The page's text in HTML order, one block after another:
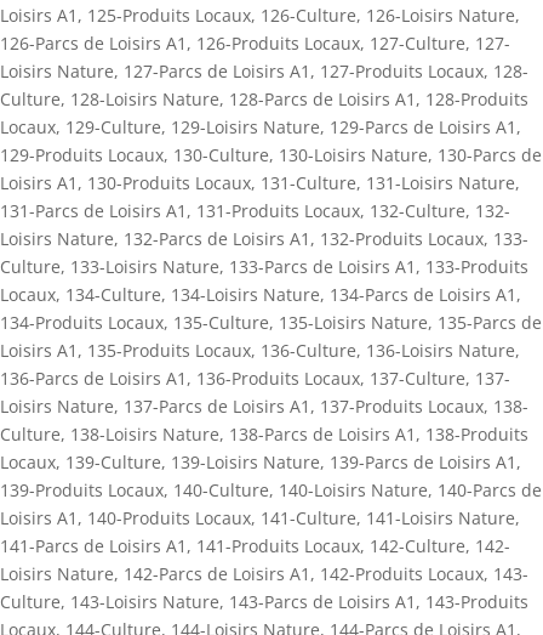
Loisirs A1 , 125-Produits Locaux, 126-Culture, 126-Loisirs Nature,
126-Parcs de Loisirs A1 , 126-Produits Locaux, 127-Culture, 127-
Loisirs Nature, 127-Parcs de Loisirs A1 , 127-Produits Locaux, 128-
Culture, 128-Loisirs Nature, 128-Parcs de Loisirs A1 , 128-Produits
Locaux, 129-Culture, 129-Loisirs Nature, 129-Parcs de Loisirs A1 ,
129-Produits Locaux, 130-Culture, 130-Loisirs Nature, 130-Parcs de
Loisirs A1 , 130-Produits Locaux, 131-Culture, 131-Loisirs Nature,
131-Parcs de Loisirs A1 , 131-Produits Locaux, 132-Culture, 132-
Loisirs Nature, 132-Parcs de Loisirs A1 , 132-Produits Locaux, 133-
Culture, 133-Loisirs Nature, 133-Parcs de Loisirs A1 , 133-Produits
Locaux, 134-Culture, 134-Loisirs Nature, 134-Parcs de Loisirs A1 ,
134-Produits Locaux, 135-Culture, 135-Loisirs Nature, 135-Parcs de
Loisirs A1 , 135-Produits Locaux, 136-Culture, 136-Loisirs Nature,
136-Parcs de Loisirs A1 , 136-Produits Locaux, 137-Culture, 137-
Loisirs Nature, 137-Parcs de Loisirs A1 , 137-Produits Locaux, 138-
Culture, 138-Loisirs Nature, 138-Parcs de Loisirs A1 , 138-Produits
Locaux, 139-Culture, 139-Loisirs Nature, 139-Parcs de Loisirs A1 ,
139-Produits Locaux, 140-Culture, 140-Loisirs Nature, 140-Parcs de
Loisirs A1 , 140-Produits Locaux, 141-Culture, 141-Loisirs Nature,
141-Parcs de Loisirs A1 , 141-Produits Locaux, 142-Culture, 142-
Loisirs Nature, 142-Parcs de Loisirs A1 , 142-Produits Locaux, 143-
Culture, 143-Loisirs Nature, 143-Parcs de Loisirs A1 , 143-Produits
Locaux, 144-Culture, 144-Loisirs Nature, 144-Parcs de Loisirs A1 ,